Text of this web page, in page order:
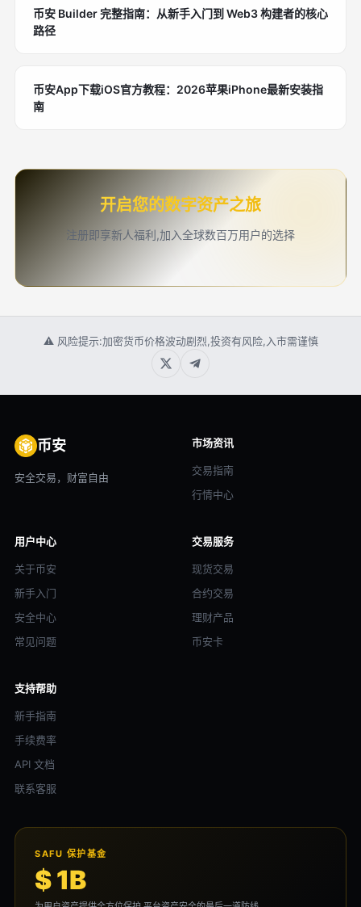
币安 Builder 完整指南：从新手入门到 Web3 构建者的核心
路径
币安App下载iOS官方教程：2026苹果iPhone最新安装指
南
开启您的数字资产之旅
注册即享新人福利,加入全球数百万用户的选择
⚠ 风险提示:加密货币价格波动剧烈,投资有风险,入市需谨慎
币安
安全交易，财富自由
市场资讯
交易指南
行情中心
用户中心
关于币安
新手入门
安全中心
常见问题
交易服务
现货交易
合约交易
理财产品
币安卡
支持帮助
新手指南
手续费率
API 文档
联系客服
SAFU 保护基金
$ 1B